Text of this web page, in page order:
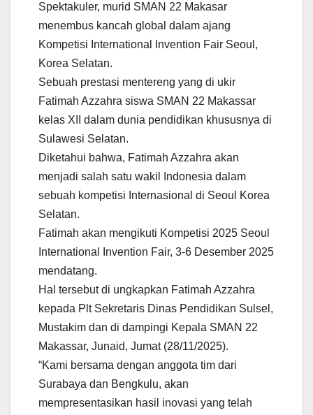
Spektakuler, murid SMAN 22 Makasar
menembus kancah global dalam ajang
Kompetisi International Invention Fair Seoul,
Korea Selatan.
Sebuah prestasi mentereng yang di ukir
Fatimah Azzahra siswa SMAN 22 Makassar
kelas XII dalam dunia pendidikan khususnya di
Sulawesi Selatan.
Diketahui bahwa, Fatimah Azzahra akan
menjadi salah satu wakil Indonesia dalam
sebuah kompetisi Internasional di Seoul Korea
Selatan.
Fatimah akan mengikuti Kompetisi 2025 Seoul
International Invention Fair, 3-6 Desember 2025
mendatang.
Hal tersebut di ungkapkan Fatimah Azzahra
kepada Plt Sekretaris Dinas Pendidikan Sulsel,
Mustakim dan di dampingi Kepala SMAN 22
Makassar, Junaid, Jumat (28/11/2025).
“Kami bersama dengan anggota tim dari
Surabaya dan Bengkulu, akan
mempresentasikan hasil inovasi yang telah